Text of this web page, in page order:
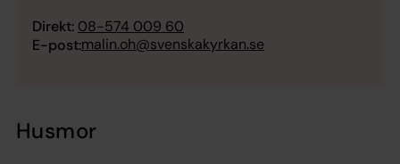
Direkt: 08-574 009 60
E-post:malin.oh@svenskakyrkan.se
Husmor